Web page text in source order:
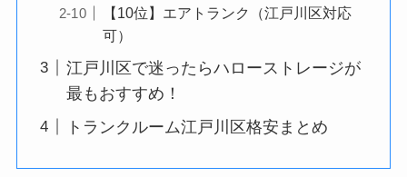
【10位】エアトランク（江戸川区対応
可）
江戸川区で迷ったらハローストレージが
最もおすすめ！
トランクルーム江戸川区格安まとめ